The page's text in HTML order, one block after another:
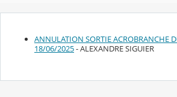
ANNULATION SORTIE ACROBRANCHE
18/06/2025- ALEXANDRE SIGUIER